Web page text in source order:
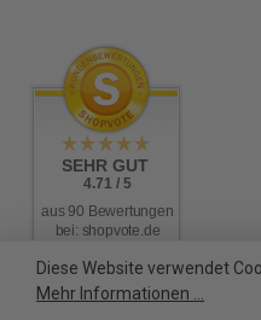
Diese Website verwendet
Mehr Informationen ...
SEHR GUT
4.71 / 5
aus 90 Bewertungen
bei: shopvote.de